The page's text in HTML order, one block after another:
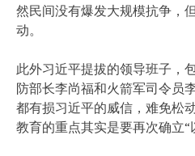
然民间没有爆发大规模抗争，
动。
此外习近平提拔的领导班子，
防部长李尚福和火箭军司令员
都有损习近平的威信，难免松
教育的重点其实是要再次确立“